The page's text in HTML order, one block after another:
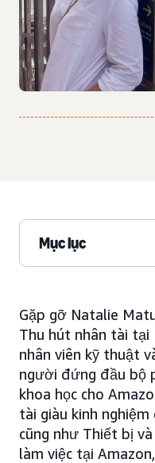
Mục lục
Gặp gỡ Natalie
Thu hút nhân tài tại
nhân viên kỹ thuật
người đứng đầu bộ
khoa học cho
tài giàu kinh nghiệm
cũng như Thiết bị
làm việc tại